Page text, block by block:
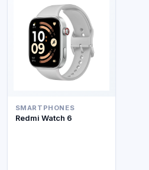
SMARTPHONES
Redmi Watch 6